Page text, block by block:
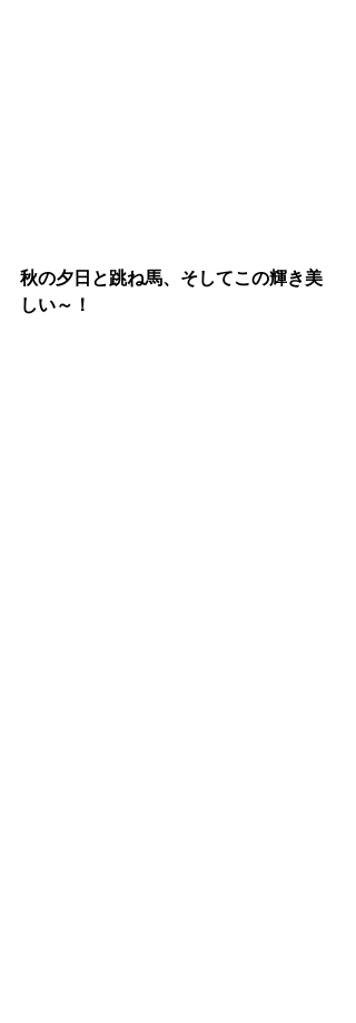
秋の夕日と跳ね馬、そしてこの輝き美
しい～！